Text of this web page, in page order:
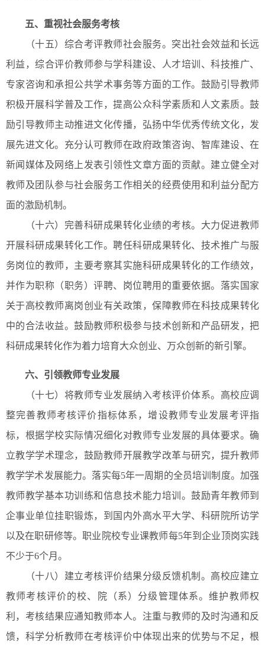
五、重视社会服务考核
（十五）综合考评教师社会服务。突出社会效益和长远
利益，综合评价教师参与学科建设、人才培训、科技推广、
专家咨询和承担公共学术事务等方面的工作。鼓励引导教师
积极开展科学普及工作，提高公众科学素质和人文素质。鼓
励引导教师主动推进文化传播，弘扬中华优秀传统文化，发
展先进文化。充分认可教师在政府政策咨询、智库建设、在
新闻媒体及网络上发表引领性文章方面的贡献。建立健全对
教师及团队参与社会服务工作相关的经费使用和利益分配方
面的激励机制。
（十六）完善科研成果转化业绩的考核。大力促进教师
开展科研成果转化工作。聘任科研成果转化、技术推广与服
务岗位的教师，主要考察其实施科研成果转化的工作绩效，
并作为职称（职务）评聘、岗位聘用的重要依据。落实国家
关于高校教师离岗创业有关政策，保障教师在科技成果转化
中的合法收益。鼓励教师积极参与技术创新和产品研发，把
科研成果转化作为着力培育大众创业、万众创新的新引擎。
六、引领教师专业发展
（十七）将教师专业发展纳入考核评价体系。高校应调
整完善教师考核评价指标体系，增设教师专业发展考评指
标，根据学校实际情况细化对教师专业发展的具体要求。确
立教学学术理念，鼓励教师开展教学改革与研究，提升教师
教学学术发展能力。落实每5年一周期的全员培训制度。加强
教师教学基本功训练和信息技术能力培训。鼓励青年教师到
企事业单位挂职锻炼，到国内外高水平大学、科研院所访学
以及在职研修等。职业院校专业课教师每5年到企业顶岗实践
不少于6个月。
（十八）建立考核评价结果分级反馈机制。高校应建立
教师考核评价的校、院（系）分级管理体系。维护教师权
利，考核结果应通知教师本人。注重与教师的及时沟通和反
馈，科学分析教师在考核评价中体现出来的优势与不足，根